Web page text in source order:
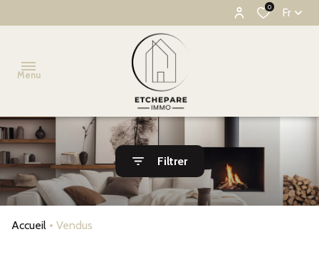
0 Fr
Menu
ACCUEIL
VENTE
VENDUS
Filtrer
Accueil Vendus